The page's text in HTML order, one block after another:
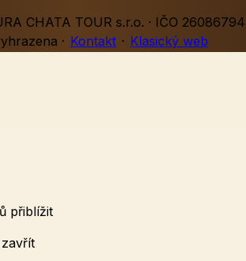
CHATA TOUR s.r.o. · IČO 26086794
· Kontakt · Klasický web
přiblížit
zavřít